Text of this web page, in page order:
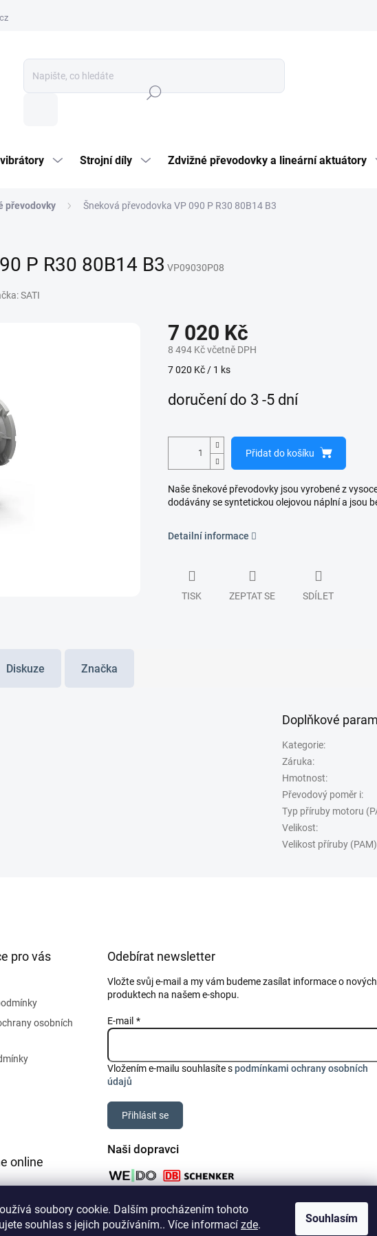
soubory cookie. Dalším procházením tohoto
souhlas s jejich používáním.. Více informací zde. Souhlasím
Strojní díly Zdvižné převodovky a lineární aktuátory
převodovky Šneková převodovka VP 090 P R30 80B14 B3
P R30 80B14 B3 VP09030P08
SATI
7 020 Kč
8 494 Kč včetně DPH
Měrná
7 020 Kč / 1 ks
doručení do 3 -5 dní
Přidat do košíku
Naše šnekové převodovky jsou vyrobené z
dodávány se syntetickou olejovou náplní a jsou
Detailní informace
TISK ZEPTAT SE SDÍLET
Diskuze Značka
Doplňkové
Kategorie:
Záruka:
Hmotnost:
Převodový poměr i:
Typ příruby motoru
Velikost:
Velikost příruby (PAM)
pro vás
osobních
Odebírat newsletter
Vložte svůj e-mail a my vám budeme zasílat informace o nových
produktech na našem e-shopu.
E-mail
Vložením e-mailu souhlasíte spodmínkami ochrany osobních
údajů
Přihlásit se
online
Naši dopravci